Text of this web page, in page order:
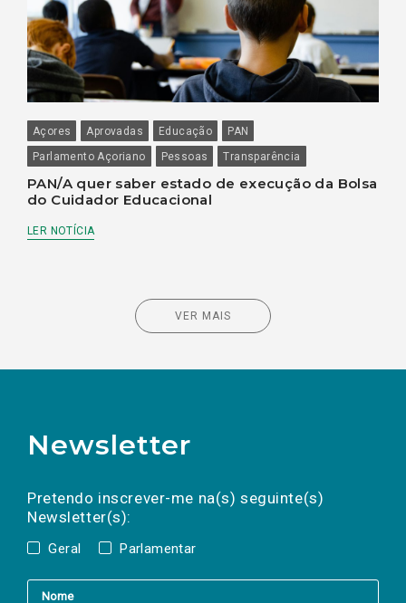
Açores Aprovadas Educação
PAN
Parlamento Açoriano
Pessoas Transparência
PAN/A quer saber estado de execução da Bolsa
do Cuidador Educacional
LER NOTÍCIA
VER MAIS
Newsletter
Pretendo inscrever-me na(s) seguinte(s)
Newsletter(s):
Geral Parlamentar
a(s) newsletter(s).
mail